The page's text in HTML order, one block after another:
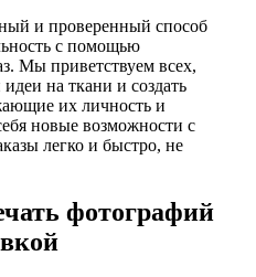
и проверенный способ
с помощью
Мы приветствуем всех,
на ткани и создать
их личность и
новые возможности с
легко и быстро, не
фотографий